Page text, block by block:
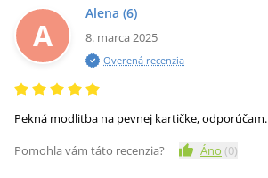
A
Alena (6)
8. marca 2025
Overená recenzia
Pekná modlitba na pevnej kartičke, odporúčam.
Pomohla vám táto recenzia?
Áno (0)